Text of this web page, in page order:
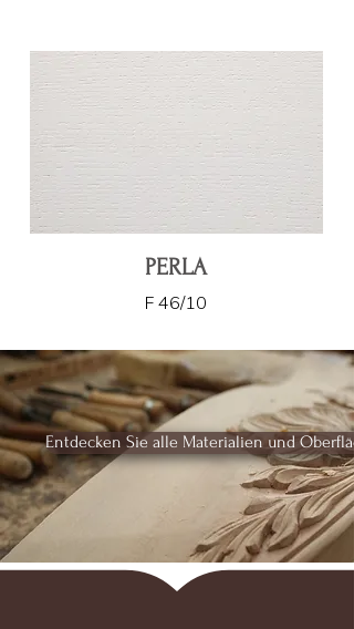
PERLA
F 46/10
Entdecken Sie alle Materialien und